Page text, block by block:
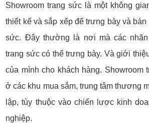
Showroom trang sức là một không
thiết kế và sắp xếp để trưng bày và bán
sức. Đây thường là nơi mà các
trang sức có thể trưng bày. Và giới
của mình cho khách hàng. Showroom
ở các khu mua sắm, trung tâm thương
lập, tùy thuộc vào chiến lược kinh
nghiệp.